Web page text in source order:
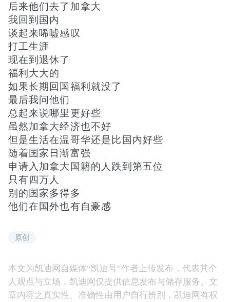
后来他们去了加拿大
我回到国内
谈起来唏嘘感叹
打工生涯
现在到退休了
福利大大的
如果长期回国福利就没了
最后我问他们
总起来说哪里更好些
虽然加拿大经济也不好
但是生活在温哥华还是比国内好些
随着国家日渐富强
申请入加拿大国籍的人跌到第五位
只有四万人
别的国家多得多
他们在国外也有自豪感
原创
本文为凯迪网自媒体“凯迪号”作者上传发布，代表其个
人观点与立场，凯迪网仅提供信息发布与储存服务。文
章内容之真实性、准确性由用户自行辨别，凯迪网有权